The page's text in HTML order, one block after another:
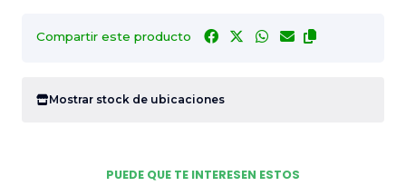
Compartir este producto
Mostrar stock de ubicaciones
PUEDE QUE TE INTERESEN ESTOS